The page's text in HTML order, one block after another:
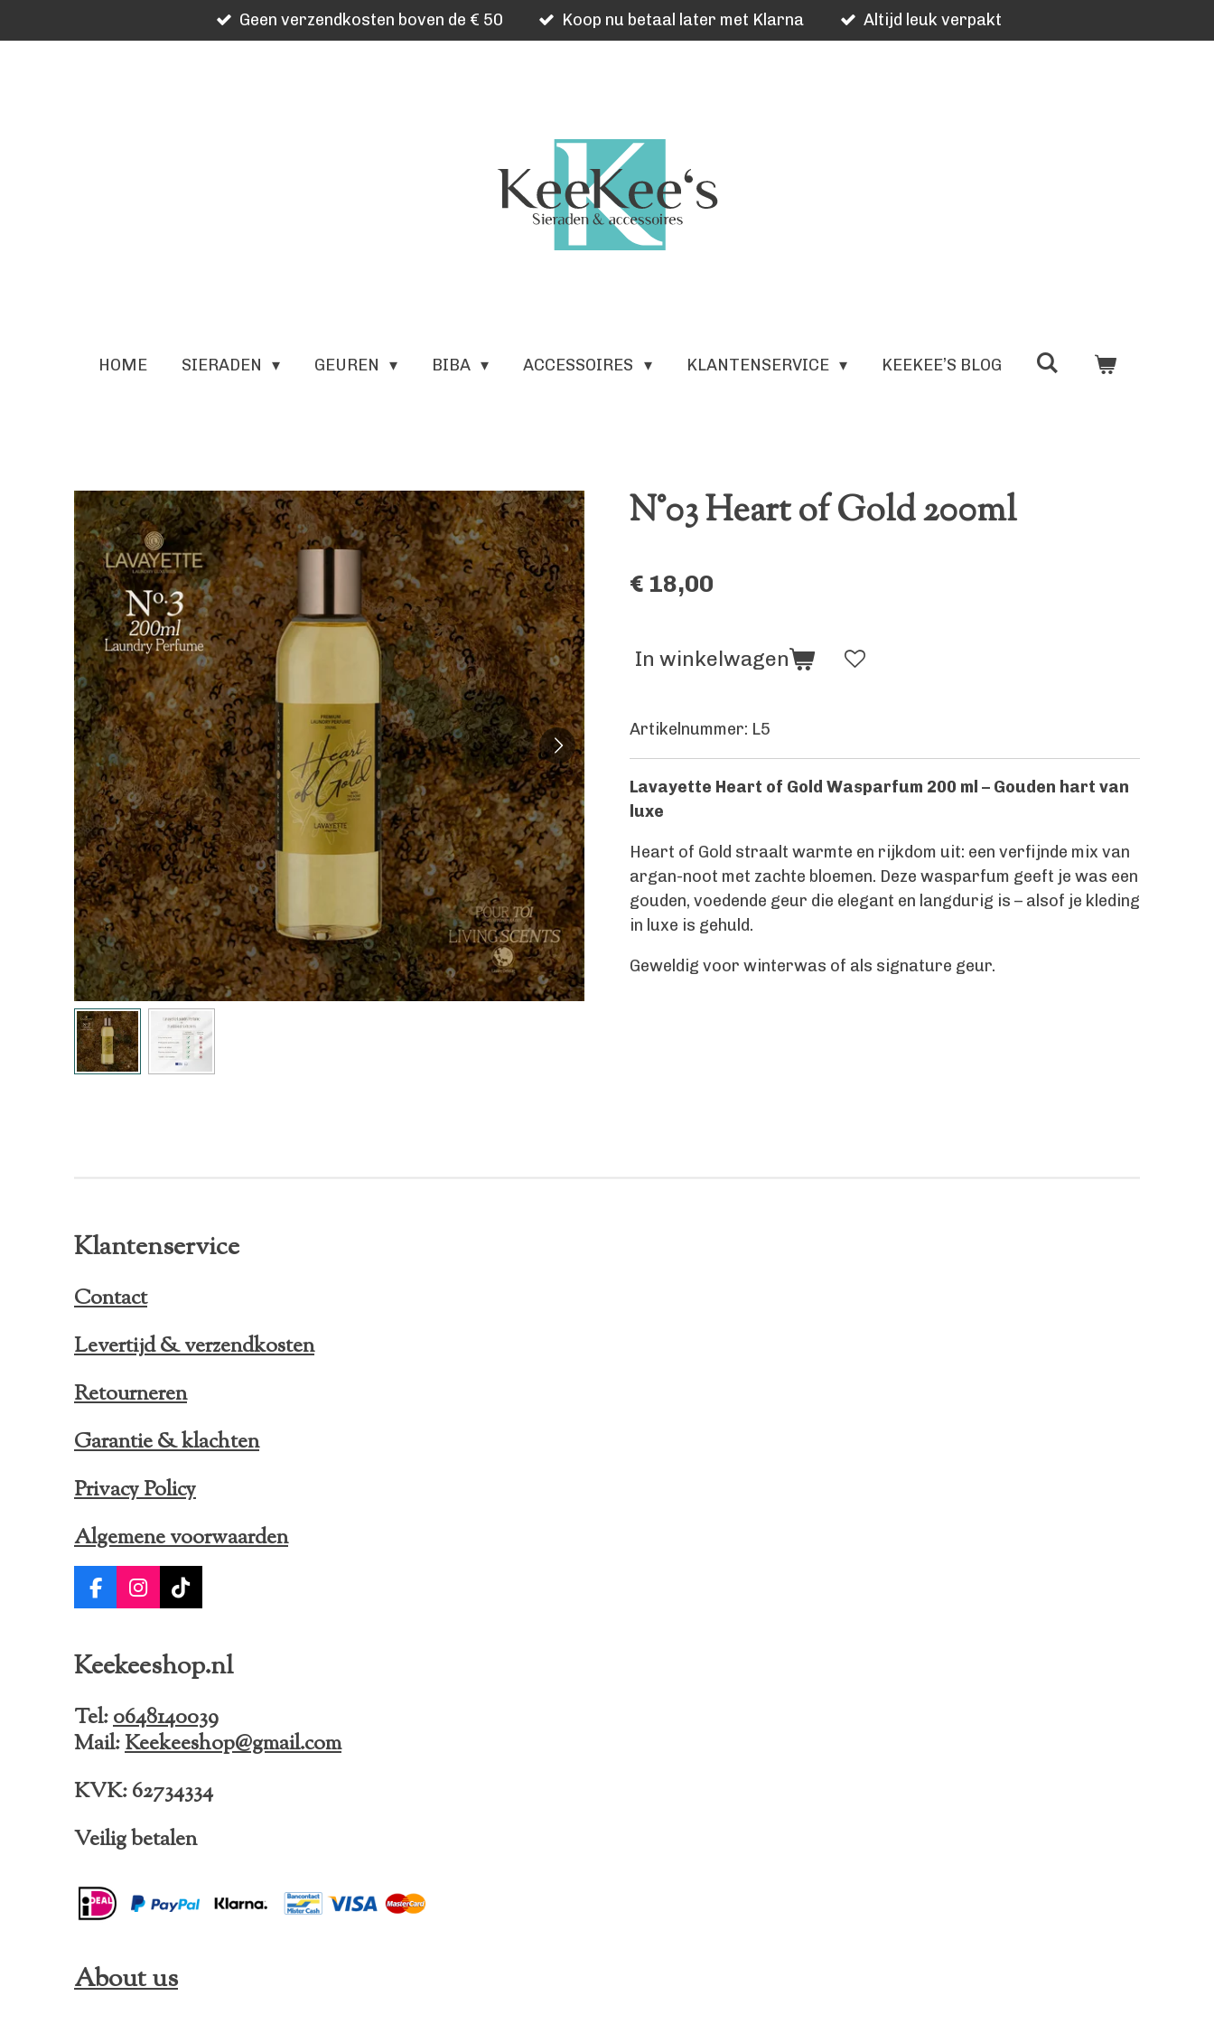
direct
Geen verzendkosten boven de € 50 Koop nu betaal later met Klarna Altijd leuk verpakt
HOME SIERADEN GEUREN BIBA ACCESSOIRES KLANTENSERVICE KEEKEE’S BLOG
N°03 Heart of Gold 200ml
€ 18,00
In winkelwagen
Artikelnummer: L5
Lavayette Heart of Gold Wasparfum 200 ml – Gouden hart van
luxe
Heart of Gold straalt warmte en rijkdom uit: een verfijnde mix van
argan-noot met zachte bloemen. Deze wasparfum geeft je was een
gouden, voedende geur die elegant en langdurig is – alsof je kleding
in luxe is gehuld.
Geweldig voor winterwas of als signature geur.
Klantenservice
Contact
Levertijd & verzendkosten
Retourneren
Garantie & klachten
Privacy Policy
Algemene voorwaarden
F
a
b
o
k
I
n
a
r
a
m
T
i
o
Keekeeshop.nl
Tel:0648140039
Mail:Keekeeshop@gmail.com
KVK: 62734334
Veilig betalen
About us